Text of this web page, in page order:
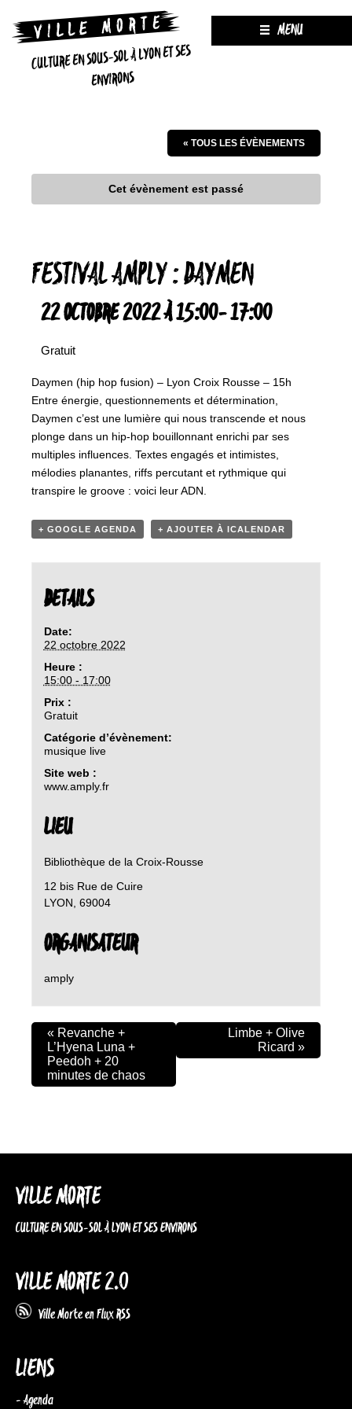
CULTURE EN SOUS-SOL À LYON ET SES
ENVIRONS
MENU
« TOUS LES ÉVÈNEMENTS
Cet évènement est passé
FESTIVAL AMPLY : DAYMEN
22 OCTOBRE 2022 À 15:00-17:00
Gratuit
Daymen (hip hop fusion) – Lyon Croix Rousse – 15h
Entre énergie, questionnements et détermination,
Daymen c’est une lumière qui nous transcende et nous
plonge dans un hip-hop bouillonnant enrichi par ses
multiples influences. Textes engagés et intimistes,
mélodies planantes, riffs percutant et rythmique qui
transpire le groove : voici leur ADN.
+ GOOGLE AGENDA + AJOUTER À ICALENDAR
DETAILS
Date:
22 octobre 2022
Heure :
15:00 - 17:00
Prix :
Gratuit
Catégorie d’évènement:
musique live
Site web :
www.amply.fr
LIEU
Bibliothèque de la Croix-Rousse
12 bis Rue de Cuire
LYON 69004
ORGANISATEUR
amply
« Revanche +
L’Hyena Luna +
Peedoh + 20
minutes de chaos
Limbe + Olive
Ricard »
VILLE MORTE
CULTURE EN SOUS-SOL À LYON ET SES ENVIRONS
VILLE MORTE 2.0
Ville Morte en Flux RSS
LIENS
- Agenda